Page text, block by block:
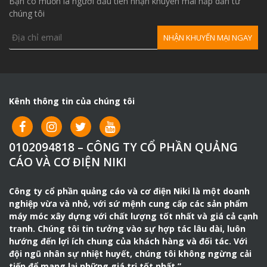
Kiểu khởi động
(không bao gồm bình
Ắc Quy)
tục)
Điện thế xoay chiều
220 V
Công suất cực đại
(đầu phát)
5.5 KVA
Công suất định mức
(đầu phát)
Kích thước phủ bì
690 x 535 x 540
(mm) / 690 x 670 x
610 (mm) :có bánh xe
Trọng lượng
80 kg : có bánh xe
chúng tôi
Kênh thông tin của chúng tôi
0102094818 – CÔNG TY CỔ PHẦN QUẢNG
CÁO VÀ CƠ ĐIỆN NIKI
Công ty cổ phần quảng cáo và cơ điện Niki là một doanh
nghiệp vừa và nhỏ, với sứ mệnh cung cấp các sản phẩm
máy móc xây dựng với chất lượng tốt nhất và giá cả cạnh
tranh. Chúng tôi tin tưởng vào sự hợp tác lâu dài, luôn
hướng đến lợi ích chung của khách hàng và đối tác. Với
đội ngũ nhân sự nhiệt huyết, chúng tôi không ngừng cải